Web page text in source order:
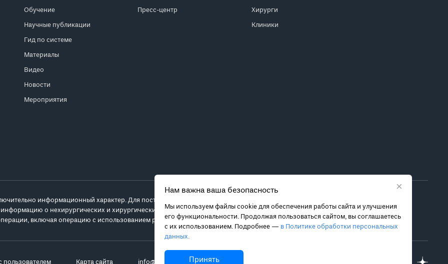
×
Нам важна ваша безопасность
Мы используем файлы cookie для обеспечения работы сайта и улучшения
его функциональности. Продолжая пользоваться сайтом, вы соглашаетесь
с их использованием. Подробнее — в Политике обработки персональных
данных.
Принять
Обучение
Научные публикации
Гид по системе
Материалы
Видео
Новости
Мероприятия
Пресс-центр
Хирурги
Клиники
информационный характер. Для постановки диагноза и выбора метода лечения обратитесь за консультацией к
о нехирургических и хирургических вариантах лечения и связанных с ними рисках, чтобы принять обоснованное
включая операцию с использованием робота da Vinci.
пользователем Карта сайта info@robot-davinci.ru